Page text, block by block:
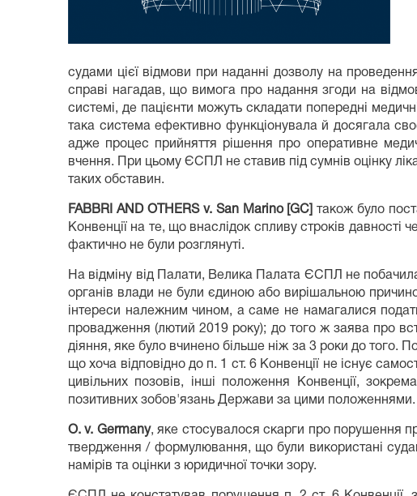
судами цієї відмови при наданні дозволу на
справі нагадав, що вимога про надання згоди на
системі, де пацієнти можуть складати попередні
така система ефективно функціонувала й досягала
адже процес прийняття рішення про оперативне
вчення. При цьому ЄСПЛ не ставив під сумнів оцінку
таких обставин.
FABBRI AND OTHERS v. San Marino [GC]також було
Конвенції на те, що внаслідок спливу строків давності
фактично не були розглянуті.
На відміну від Палати, Велика Палата ЄСПЛ не побачила
органів влади не були єдиною або вирішальною
інтереси належним чином, а саме не намагалися
провадження (лютий 2019 року); до того ж заява про
діяння, яке було вчинено більше ніж за 3 роки до того.
що хоча відповідно до п. 1 ст. 6 Конвенції не існує
цивільних позовів, інші положення Конвенції,
позитивних зобов'язань Держави за цими положеннями.
O. v. Germany, яке стосувалося скарги про порушення
твердження / формулювання, що були використані
намірів та оцінки з юридичної точки зору.